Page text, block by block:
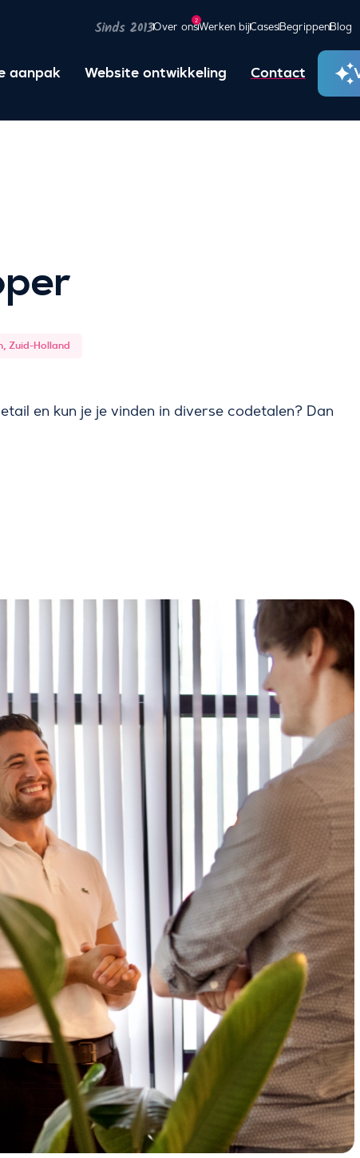
Sinds 2013Over ons
2
Werken bijCasesBegrippenBlog
aanpak Website ontwikkeling Contact
Zuid-Holland
en kun je je vinden in diverse codetalen? Dan